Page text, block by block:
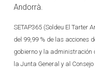
Andorrà.
SETAP365 (Soldeu El Tarter
del 99,99 % de las acciones
gobierno y la administración
la Junta General y al